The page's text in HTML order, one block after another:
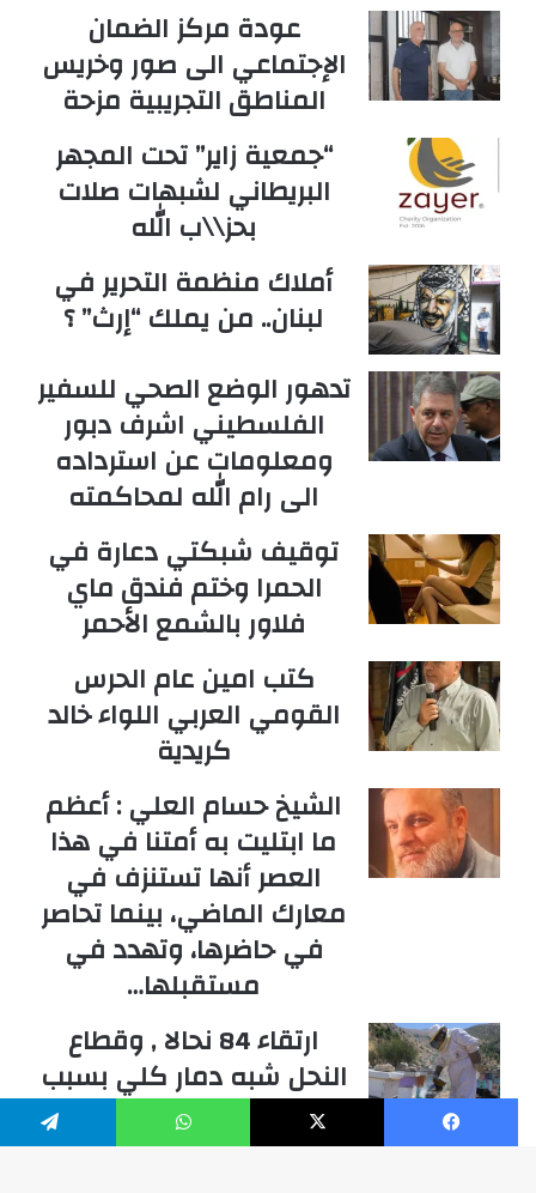
عودة مركز الضمان
الإجتماعي الى صور وخريس
المناطق التجريبية مزحة
“جمعية زاير” تحت المجهر
البريطاني لشبهات صلات
بحز\\ب الله
أملاك منظمة التحرير في
لبنان.. من يملك “إرث” ؟
تدهور الوضع الصحي للسفير
الفلسطيني اشرف دبور
ومعلومات عن استرداده
الى رام الله لمحاكمته
توقيف شبكتي دعارة في
الحمرا وختم فندق ماي
فلاور بالشمع الأحمر
كتب امين عام الحرس
القومي العربي اللواء خالد
كريدية
الشيخ حسام العلي : أعظم
ما ابتليت به أمتنا في هذا
العصر أنها تستنزف في
معارك الماضي، بينما تحاصر
في حاضرها، وتهدد في
مستقبلها…
ارتقاء 84 نحالا , وقطاع
النحل شبه دمار كلي بسبب
الحرب في جنوب لبنان
والخسائر بملايين الدولارات
فيسبوك ‫X واتساب تيلقرام